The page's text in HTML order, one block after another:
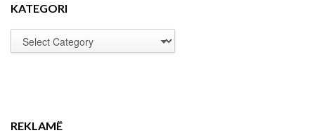
KATEGORI
REKLAMË